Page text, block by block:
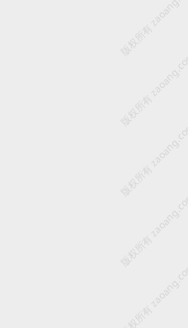
版权所有 zaoang.com
版权所有 zaoang.com
版权所有 zaoang.com
版权所有 zaoang.com
版权所有 zaoang.com